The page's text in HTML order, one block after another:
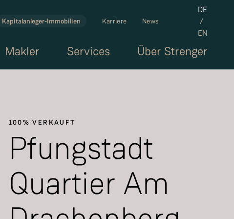
Kapitalanleger-Immobilien Karriere News
Set the
DE
/
EN
Makler Services Über Strenger
100% VERKAUFT
Pfungstadt
Quartier Am